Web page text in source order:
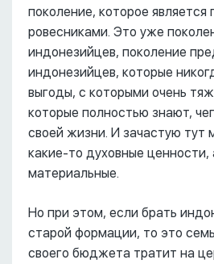
поколение, которое
ровесниками. Это уже
индонезийцев, поколение
индонезийцев, которые
выгоды, с которыми очень
которые полностью знают,
своей жизни. И зачастую тут
какие-то духовные ценности,
материальные.
Но при этом, если брать
старой формации, то это
своего бюджета тратит на